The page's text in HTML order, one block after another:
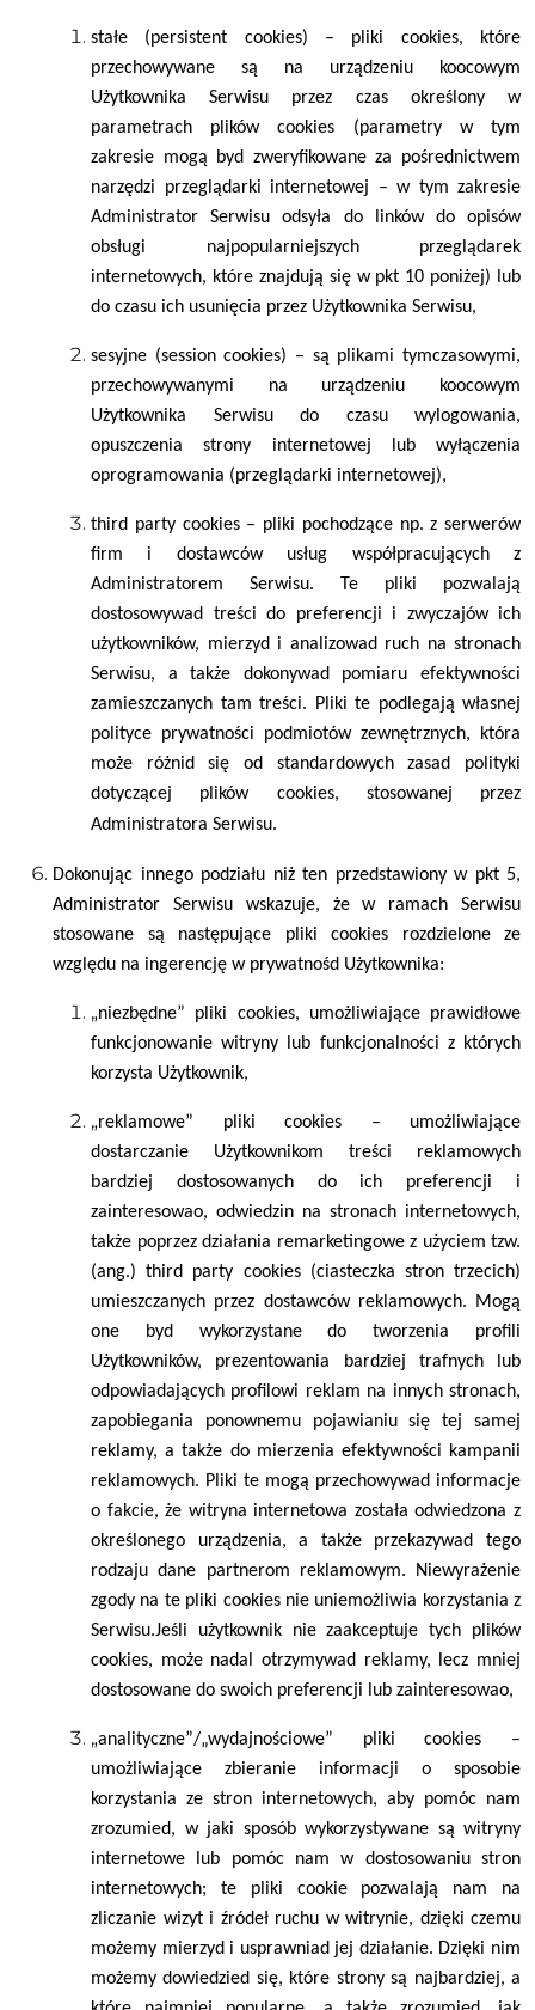
stałe (persistent cookies) – pliki cookies, które
przechowywane są na urządzeniu koocowym
Użytkownika Serwisu przez czas określony w
parametrach plików cookies (parametry w tym
zakresie mogą byd zweryfikowane za pośrednictwem
narzędzi przeglądarki internetowej – w tym zakresie
Administrator Serwisu odsyła do linków do opisów
obsługi najpopularniejszych przeglądarek
internetowych, które znajdują się w pkt 10 poniżej) lub
do czasu ich usunięcia przez Użytkownika Serwisu,
sesyjne (session cookies) – są plikami tymczasowymi,
przechowywanymi na urządzeniu koocowym
Użytkownika Serwisu do czasu wylogowania,
opuszczenia strony internetowej lub wyłączenia
oprogramowania (przeglądarki internetowej),
third party cookies – pliki pochodzące np. z serwerów
firm i dostawców usług współpracujących z
Administratorem Serwisu. Te pliki pozwalają
dostosowywad treści do preferencji i zwyczajów ich
użytkowników, mierzyd i analizowad ruch na stronach
Serwisu, a także dokonywad pomiaru efektywności
zamieszczanych tam treści. Pliki te podlegają własnej
polityce prywatności podmiotów zewnętrznych, która
może różnid się od standardowych zasad polityki
dotyczącej plików cookies, stosowanej przez
Administratora Serwisu.
Dokonując innego podziału niż ten przedstawiony w pkt 5,
Administrator Serwisu wskazuje, że w ramach Serwisu
stosowane są następujące pliki cookies rozdzielone ze
względu na ingerencję w prywatnośd Użytkownika:
„niezbędne” pliki cookies, umożliwiające prawidłowe
funkcjonowanie witryny lub funkcjonalności z których
korzysta Użytkownik,
„reklamowe” pliki cookies – umożliwiające
dostarczanie Użytkownikom treści reklamowych
bardziej dostosowanych do ich preferencji i
zainteresowao, odwiedzin na stronach internetowych,
także poprzez działania remarketingowe z użyciem tzw.
(ang.) third party cookies (ciasteczka stron trzecich)
umieszczanych przez dostawców reklamowych. Mogą
one byd wykorzystane do tworzenia profili
Użytkowników, prezentowania bardziej trafnych lub
odpowiadających profilowi reklam na innych stronach,
zapobiegania ponownemu pojawianiu się tej samej
reklamy, a także do mierzenia efektywności kampanii
reklamowych. Pliki te mogą przechowywad informacje
o fakcie, że witryna internetowa została odwiedzona z
określonego urządzenia, a także przekazywad tego
rodzaju dane partnerom reklamowym. Niewyrażenie
zgody na te pliki cookies nie uniemożliwia korzystania z
Serwisu.Jeśli użytkownik nie zaakceptuje tych plików
cookies, może nadal otrzymywad reklamy, lecz mniej
dostosowane do swoich preferencji lub zainteresowao,
„analityczne”/„wydajnościowe” pliki cookies –
umożliwiające zbieranie informacji o sposobie
korzystania ze stron internetowych, aby pomóc nam
zrozumied, w jaki sposób wykorzystywane są witryny
internetowe lub pomóc nam w dostosowaniu stron
internetowych; te pliki cookie pozwalają nam na
zliczanie wizyt i źródeł ruchu w witrynie, dzięki czemu
możemy mierzyd i usprawniad jej działanie. Dzięki nim
możemy dowiedzied się, które strony są najbardziej, a